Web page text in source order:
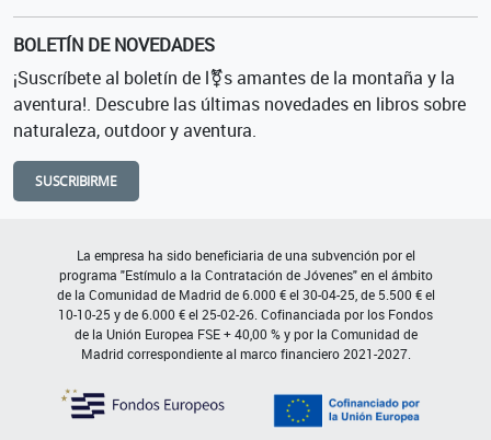
BOLETÍN DE NOVEDADES
¡Suscríbete al boletín de l⚧s amantes de la montaña y la
aventura!. Descubre las últimas novedades en libros sobre
naturaleza, outdoor y aventura.
SUSCRIBIRME
La empresa ha sido beneficiaria de una subvención por el
programa "Estímulo a la Contratación de Jóvenes" en el ámbito
de la Comunidad de Madrid de 6.000 € el 30-04-25, de 5.500 € el
10-10-25 y de 6.000 € el 25-02-26. Cofinanciada por los Fondos
de la Unión Europea FSE + 40,00 % y por la Comunidad de
Madrid correspondiente al marco financiero 2021-2027.